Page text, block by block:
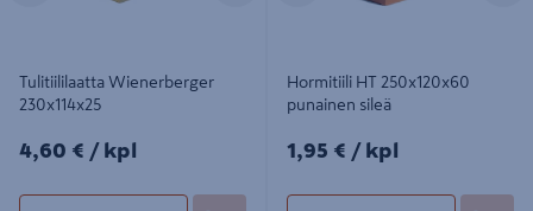
Tulitiililaatta Wienerberger
230x114x25
4,60€/kpl
4,60 € / kpl
Hormitiili HT 250x120x60
punainen sileä
1,95€/kpl
1,95 € / kpl